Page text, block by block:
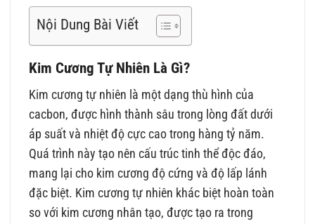
Nội Dung Bài Viết
Kim Cương Tự Nhiên Là Gì?
Kim cương tự nhiên là một dạng thù hình của
cacbon, được hình thành sâu trong lòng đất dưới
áp suất và nhiệt độ cực cao trong hàng tỷ năm.
Quá trình này tạo nên cấu trúc tinh thể độc đáo,
mang lại cho kim cương độ cứng và độ lấp lánh
đặc biệt. Kim cương tự nhiên khác biệt hoàn toàn
so với kim cương nhân tạo, được tạo ra trong